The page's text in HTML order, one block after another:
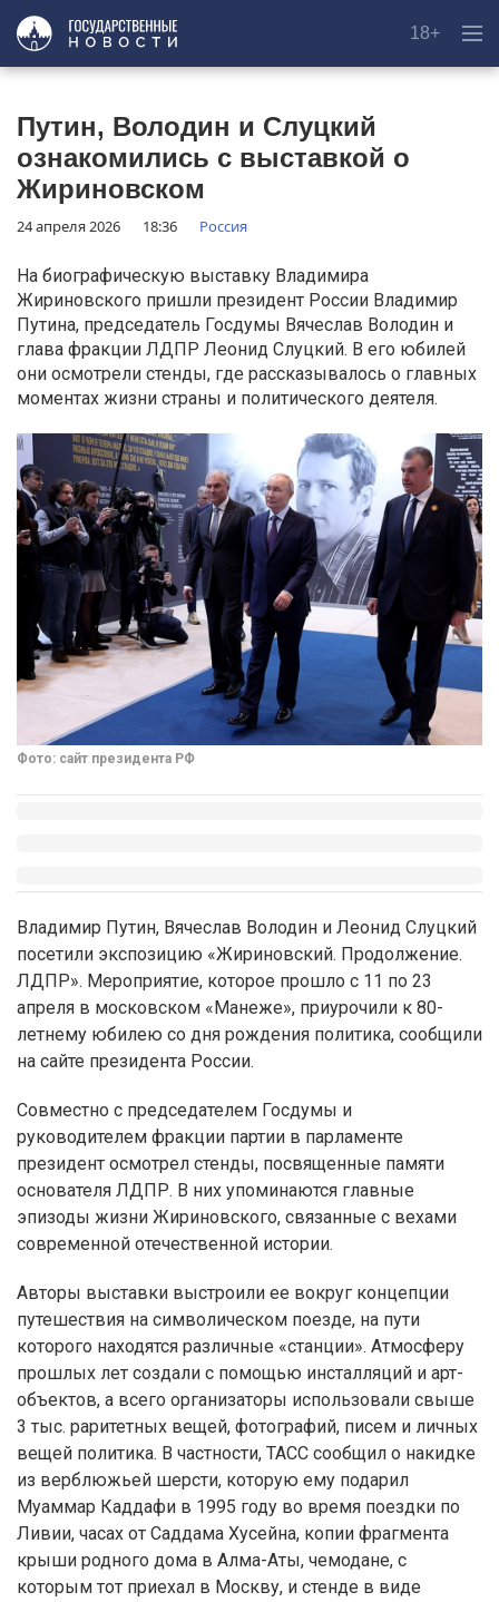
18+
Путин, Володин и Слуцкий
ознакомились с выставкой о
Жириновском
24 апреля 2026 18:36 Россия
На биографическую выставку Владимира
Жириновского пришли президент России Владимир
Путина, председатель Госдумы Вячеслав Володин и
глава фракции ЛДПР Леонид Слуцкий. В его юбилей
они осмотрели стенды, где рассказывалось о главных
моментах жизни страны и политического деятеля.
Фото: сайт президента РФ
Владимир Путин, Вячеслав Володин и Леонид Слуцкий
посетили экспозицию «Жириновский. Продолжение.
ЛДПР». Мероприятие, которое прошло с 11 по 23
апреля в московском «Манеже», приурочили к 80-
летнему юбилею со дня рождения политика, сообщили
на сайте президента России.
Совместно с председателем Госдумы и
руководителем фракции партии в парламенте
президент осмотрел стенды, посвященные памяти
основателя ЛДПР. В них упоминаются главные
эпизоды жизни Жириновского, связанные с вехами
современной отечественной истории.
Авторы выставки выстроили ее вокруг концепции
путешествия на символическом поезде, на пути
которого находятся различные «станции». Атмосферу
прошлых лет создали с помощью инсталляций и арт-
объектов, а всего организаторы использовали свыше
3 тыс. раритетных вещей, фотографий, писем и личных
вещей политика. В частности, ТАСС сообщил о накидке
из верблюжьей шерсти, которую ему подарил
Муаммар Каддафи в 1995 году во время поездки по
Ливии, часах от Саддама Хусейна, копии фрагмента
крыши родного дома в Алма-Аты, чемодане, с
которым тот приехал в Москву, и стенде в виде